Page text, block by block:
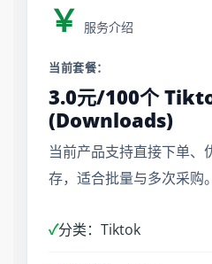
￥ 服务介绍
当前套餐：
3.0元/100个
(Downloads)
当前产品支持直接下单、
存，适合批量与多次采购。
✓分类：Tiktok